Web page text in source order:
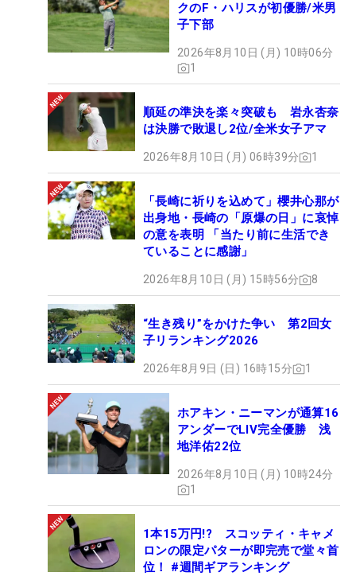
クのF・ハリスが初優勝/米男
子下部
2026年8月10日 (月) 10時06分
1
順延の準決を楽々突破も 岩永杏奈
は決勝で敗退し2位/全米女子アマ
2026年8月10日 (月) 06時39分 1
「長崎に祈りを込めて」櫻井心那が
出身地・長崎の「原爆の日」に哀悼
の意を表明 「当たり前に生活でき
ていることに感謝」
2026年8月10日 (月) 15時56分 8
“生き残り”をかけた争い 第2回女
子リランキング2026
2026年8月9日 (日) 16時15分 1
ホアキン・ニーマンが通算16
アンダーでLIV完全優勝 浅
地洋佑22位
2026年8月10日 (月) 10時24分
1
1本15万円!? スコッティ・キャメ
ロンの限定パターが即完売で堂々首
位！ #週間ギアランキング